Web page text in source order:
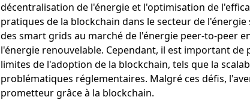
décentralisation de l'énergie et l'optimisation de
pratiques de la blockchain dans le secteur de
des smart grids au marché de l'énergie peer-to-peer
l'énergie renouvelable. Cependant, il est important de
limites de l'adoption de la blockchain, tels que la
problématiques réglementaires. Malgré ces défis,
prometteur grâce à la blockchain.